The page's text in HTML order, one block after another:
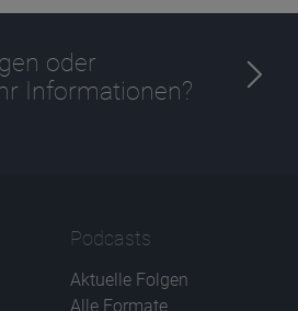
oder
Informationen?
Podcasts
Aktuelle Folgen
Alle Formate